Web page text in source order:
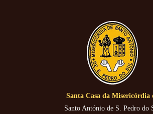
Santa Casa da Misericórdia
Santo António de S. Pedro do